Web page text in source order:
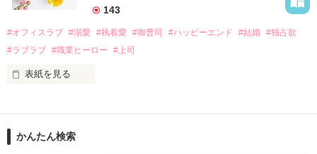
夏木美桜(なつきみお)
鳴海哲平 (なるみてっぺい)
2026.6.5～2026.7.25
なぜか恭司から飼い猫の世話係を命じられた美桜は、猫の世
の関係となってしまい――？
143
#オフィスラブ #溺愛 #執着愛 #御曹司 #ハッピーエンド #結婚 #独占欲
#ラブラブ #職業ヒーロー #上司
表紙を見る
ションの企画戦略室で働いている。
めた、同期で恋人の石垣守（26）がいるのだが、後輩の姫原由
かんたん検索